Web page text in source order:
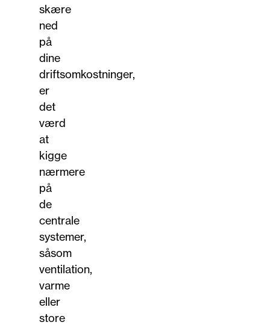
skære
ned
på
dine
driftsomkostninger,
er
det
værd
at
kigge
nærmere
på
de
centrale
systemer,
såsom
ventilation,
varme
eller
store